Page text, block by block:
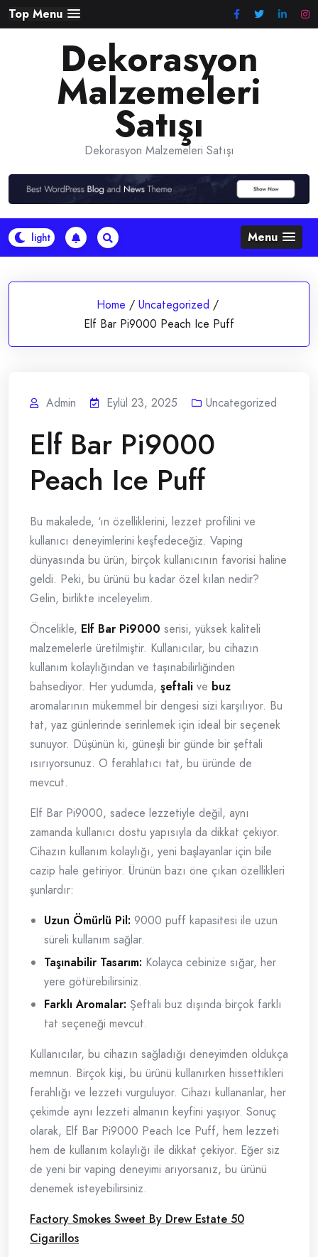
Skip
to
Top Menu
Dekorasyon
Malzemeleri
Satışı
Dekorasyon Malzemeleri Satışı
Menu
Home / Uncategorized /
Elf Bar Pi9000 Peach Ice Puff
Admin Eylül 23, 2025 Uncategorized
Elf Bar Pi9000
Peach Ice Puff
Bu makalede, ‘ın özelliklerini, lezzet profilini ve
kullanıcı deneyimlerini keşfedeceğiz. Vaping
dünyasında bu ürün, birçok kullanıcının favorisi haline
geldi. Peki, bu ürünü bu kadar özel kılan nedir?
Gelin, birlikte inceleyelim.
Öncelikle, Elf Bar Pi9000 serisi, yüksek kaliteli
malzemelerle üretilmiştir. Kullanıcılar, bu cihazın
kullanım kolaylığından ve taşınabilirliğinden
bahsediyor. Her yudumda, şeftali ve buz
aromalarının mükemmel bir dengesi sizi karşılıyor. Bu
tat, yaz günlerinde serinlemek için ideal bir seçenek
sunuyor. Düşünün ki, güneşli bir günde bir şeftali
ısırıyorsunuz. O ferahlatıcı tat, bu üründe de
mevcut.
Elf Bar Pi9000, sadece lezzetiyle değil, aynı
zamanda kullanıcı dostu yapısıyla da dikkat çekiyor.
Cihazın kullanım kolaylığı, yeni başlayanlar için bile
cazip hale getiriyor. Ürünün bazı öne çıkan özellikleri
şunlardır:
Uzun Ömürlü Pil: 9000 puff kapasitesi ile uzun
süreli kullanım sağlar.
Taşınabilir Tasarım: Kolayca cebinize sığar, her
yere götürebilirsiniz.
Farklı Aromalar: Şeftali buz dışında birçok farklı
tat seçeneği mevcut.
Kullanıcılar, bu cihazın sağladığı deneyimden oldukça
memnun. Birçok kişi, bu ürünü kullanırken hissettikleri
ferahlığı ve lezzeti vurguluyor. Cihazı kullananlar, her
çekimde aynı lezzeti almanın keyfini yaşıyor. Sonuç
olarak, Elf Bar Pi9000 Peach Ice Puff, hem lezzeti
hem de kullanım kolaylığı ile dikkat çekiyor. Eğer siz
de yeni bir vaping deneyimi arıyorsanız, bu ürünü
denemek isteyebilirsiniz.
Factory Smokes Sweet By Drew Estate 50
Cigarillos